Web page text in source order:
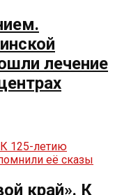
лечение
край». К